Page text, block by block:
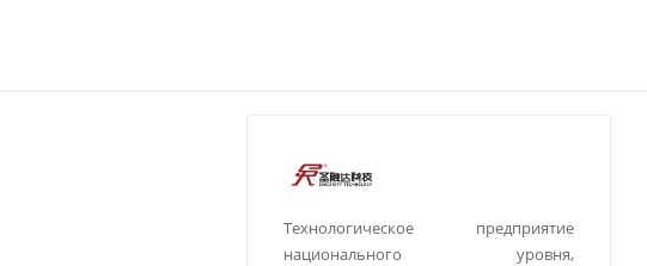
Технологическое предприятие
национального уровня,